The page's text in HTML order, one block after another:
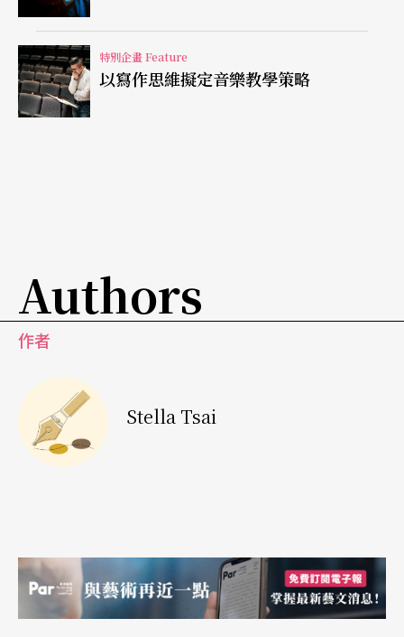
特別企畫 Feature
以寫作思維擬定音樂教學策略
Authors
作者
Stella Tsai